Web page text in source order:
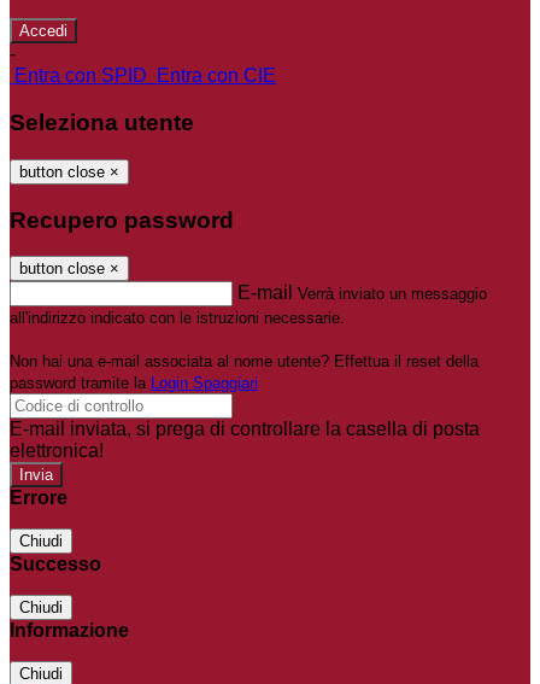
-
Entra con SPID
Entra con CIE
Seleziona utente
button close ×
Recupero password
button close ×
E-mail Verrà inviato un messaggio
all'indirizzo indicato con le istruzioni necessarie.
Non hai una e-mail associata al nome utente? Effettua il reset della
password tramite la Login Spaggiari
E-mail inviata, si prega di controllare la casella di posta
elettronica!
Errore
Chiudi
Successo
Chiudi
Informazione
Chiudi